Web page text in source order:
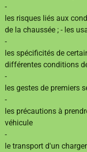
-
les risques liés aux
de la chaussée ; - les
-
les spécificités de
différentes conditions
-
les gestes de premiers
-
les précautions à
véhicule
-
le transport d'un